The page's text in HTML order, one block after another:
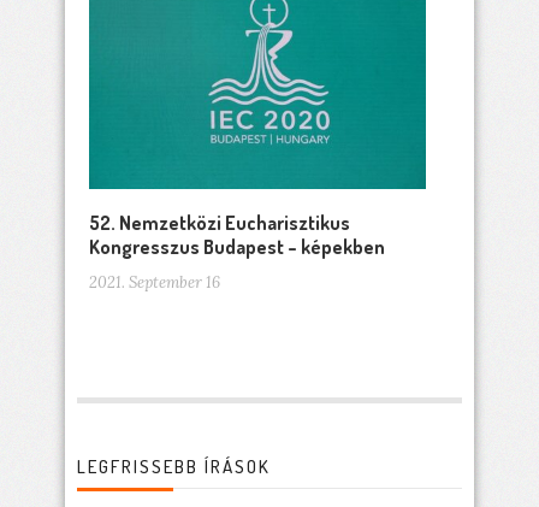
52. Nemzetközi Eucharisztikus
Kongresszus Budapest – képekben
2021. September 16
LEGFRISSEBB ÍRÁSOK